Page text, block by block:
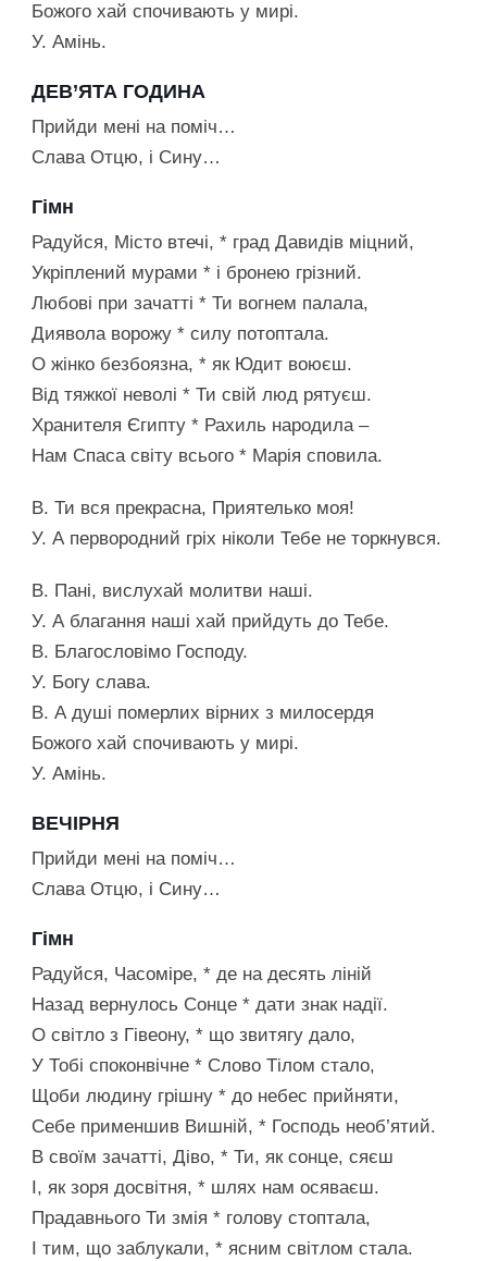
Божого хай спочивають у мирі.
У. Амінь.
ДЕВ’ЯТА ГОДИНА
Прийди мені на поміч…
Слава Отцю, і Сину…
Гімн
Радуйся, Місто втечі, * град Давидів міцний,
Укріплений мурами * і бронею грізний.
Любові при зачатті * Ти вогнем палала,
Диявола ворожу * силу потоптала.
О жінко безбоязна, * як Юдит воюєш.
Від тяжкої неволі * Ти свій люд рятуєш.
Хранителя Єгипту * Рахиль народила –
Нам Спаса світу всього * Марія сповила.
В. Ти вся прекрасна, Приятелько моя!
У. А первородний гріх ніколи Тебе не торкнувся.
В. Пані, вислухай молитви наші.
У. А благання наші хай прийдуть до Тебе.
В. Благословімо Господу.
У. Богу слава.
В. А душі померлих вірних з милосердя
Божого хай спочивають у мирі.
У. Амінь.
ВЕЧІРНЯ
Прийди мені на поміч…
Слава Отцю, і Сину…
Гімн
Радуйся, Часоміре, * де на десять ліній
Назад вернулось Сонце * дати знак надії.
О світло з Гівеону, * що звитягу дало,
У Тобі споконвічне * Слово Тілом стало,
Щоби людину грішну * до небес прийняти,
Себе применшив Вишній, * Господь необ’ятий.
В своїм зачатті, Діво, * Ти, як сонце, сяєш
І, як зоря досвітня, * шлях нам осяваєш.
Прадавнього Ти змія * голову стоптала,
І тим, що заблукали, * ясним світлом стала.